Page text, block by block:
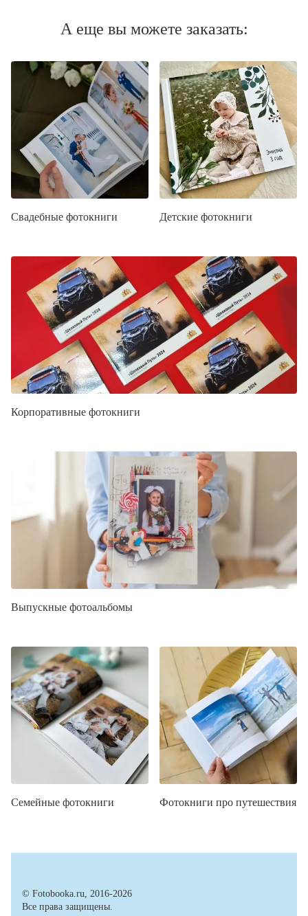
А еще вы можете заказать:
Свадебные фотокниги Детские фотокниги
Корпоративные фотокниги
Выпускные фотоальбомы
Семейные фотокниги Фотокниги про путешествия
© Fotobooka.ru, 2016-2026
Все права защищены.